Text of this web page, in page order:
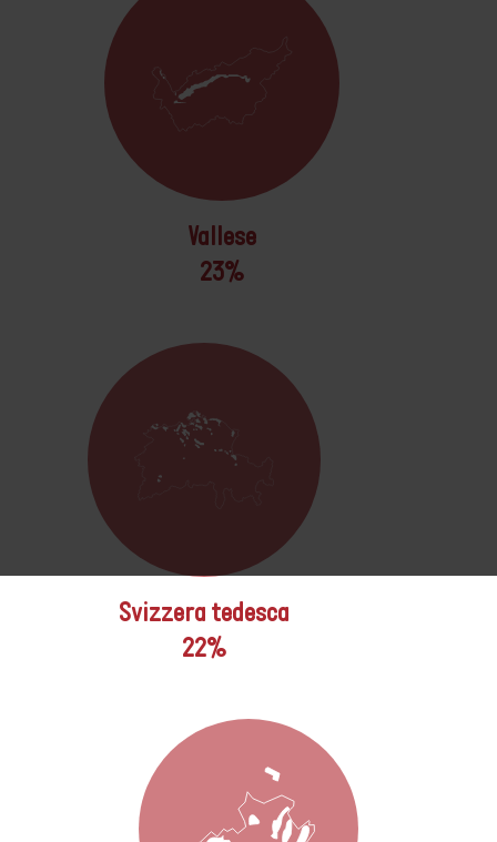
Vallese
23%
Svizzera tedesca
22%